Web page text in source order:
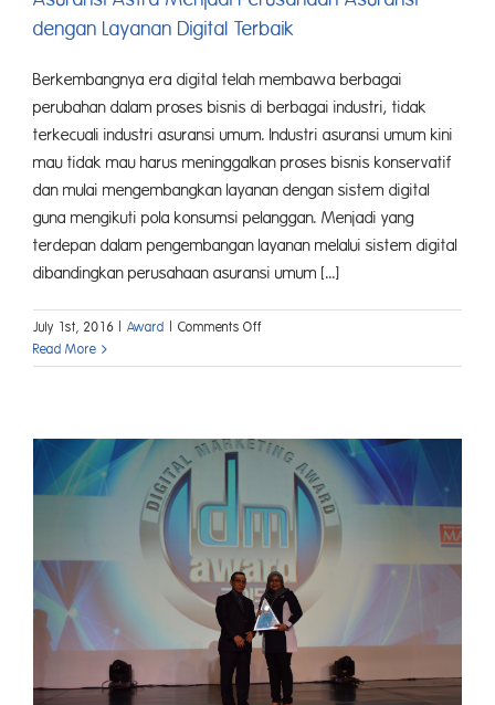
dengan Layanan Digital Terbaik
Berkembangnya era digital telah membawa berbagai
perubahan dalam proses bisnis di berbagai industri, tidak
terkecuali industri asuransi umum. Industri asuransi umum kini
mau tidak mau harus meninggalkan proses bisnis konservatif
dan mulai mengembangkan layanan dengan sistem digital
guna mengikuti pola konsumsi pelanggan. Menjadi yang
terdepan dalam pengembangan layanan melalui sistem digital
dibandingkan perusahaan asuransi umum [...]
July 1st, 2016 Award Comments Offon
Astra
Asuransi
dengan
Layanan
Digital
Terbaik
Read More